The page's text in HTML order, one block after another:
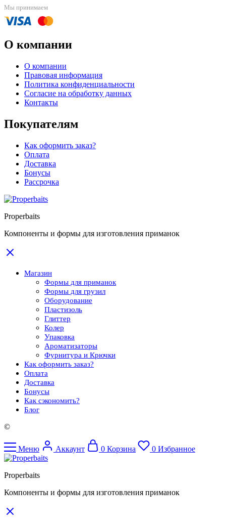
Мы принимаем
О компании
О компании
Правовая информация
Политика конфиденциальности
Согласие на обработку данных
Контакты
Покупателям
Как оформить заказ?
Оплата
Доставка
Бонусы
Рассрочка
Properbaits
Компоненты и формы для изготовления приманок
Магазин
Формы для приманок
Формы для грузил
Оборудование
Пластизоль
Глиттер
Колер
Упаковка
Ароматизаторы
Фурнитура и Крючки
Как оформить заказ?
Оплата
Доставка
Бонусы
Как сэкономить?
Блог
©
Меню Аккаунт 0 Корзина 0 Избранное
Properbaits
Компоненты и формы для изготовления приманок